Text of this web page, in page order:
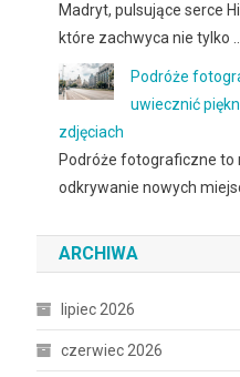
Madryt, pulsujące serce
które zachwyca nie tylko …
Podróże
uwiecznić
zdjęciach
Podróże fotograficzne to
odkrywanie nowych
ARCHIWA
lipiec 2026
czerwiec 2026